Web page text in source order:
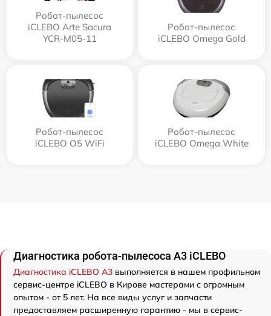
Робот-пылесос
iCLEBO Arte Sacura
YCR-M05-11
Робот-пылесос
iCLEBO Omega Gold
Робот-пылесос
iCLEBO O5 WiFi
Робот-пылесос
iCLEBO Omega White
Диагностика робота-пылесоса A3 iCLEBO
Диагностика iCLEBO A3 выполняется в нашем профильном
сервис-центре iCLEBO в Кирове мастерами с огромным
опытом - от 5 лет. На все виды услуг и запчасти
предоставляем расширенную гарантию - мы в сервис-